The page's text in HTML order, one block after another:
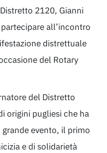
2120, Gianni
all’incontro
distrettuale
del Rotary
del Distretto
origini pugliesi che ha
evento, il primo
e di solidarietà